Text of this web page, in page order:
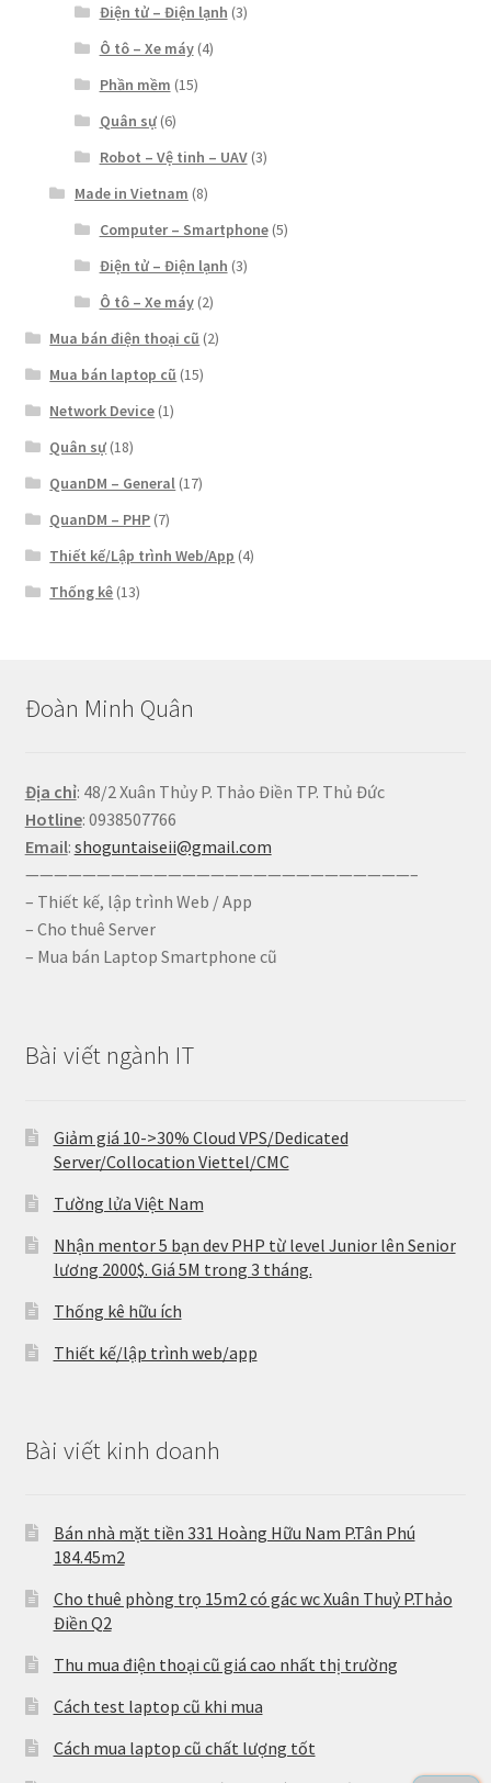
Điện tử – Điện lạnh (3)
Ô tô – Xe máy(4)
Phần mềm (15)
Quân sự(6)
Robot – Vệ tinh – UAV(3)
Made in Vietnam (8)
Computer – Smartphone(5)
Điện tử – Điện lạnh (3)
Ô tô – Xe máy(2)
Mua bán điện thoại cũ (2)
Mua bán laptop cũ (15)
Network Device (1)
Quân sự (18)
QuanDM – General (17)
QuanDM – PHP (7)
Thiết kế/Lập trình Web/App (4)
Thống kê (13)
Đoàn Minh Quân
Địa chỉ: 48/2 Xuân Thủy P. Thảo Điền TP. Thủ Đức
Hotline: 0938507766
Email: shoguntaiseii@gmail.com
———————————————————————————–
– Thiết kế, lập trình Web / App
– Cho thuê Server
– Mua bán Laptop Smartphone cũ
Bài viết ngành IT
Giảm giá 10->30% Cloud VPS/Dedicated
Server/Collocation Viettel/CMC
Tường lửa Việt Nam
Nhận mentor 5 bạn dev PHP từ level Junior lên Senior
lương 2000$. Giá 5M trong 3 tháng.
Thống kê hữu ích
Thiết kế/lập trình web/app
Bài viết kinh doanh
Bán nhà mặt tiền 331 Hoàng Hữu Nam P.Tân Phú
184.45m2
Cho thuê phòng trọ 15m2 có gác wc Xuân Thuỷ P.Thảo
Điền Q2
Thu mua điện thoại cũ giá cao nhất thị trường
Cách test laptop cũ khi mua
Cách mua laptop cũ chất lượng tốt